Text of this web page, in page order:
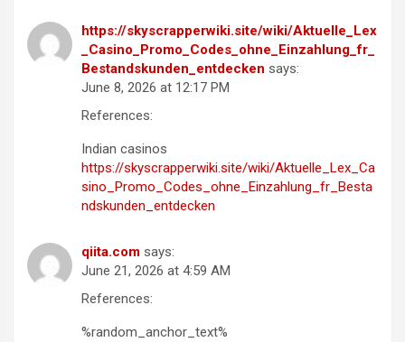
https://skyscrapperwiki.site/wiki/Aktuelle_Lex
_Casino_Promo_Codes_ohne_Einzahlung_fr_
Bestandskunden_entdecken says:
June 8, 2026 at 12:17 PM
References:
Indian casinos
https://skyscrapperwiki.site/wiki/Aktuelle_Lex_Ca
sino_Promo_Codes_ohne_Einzahlung_fr_Besta
ndskunden_entdecken
qiita.com says:
June 21, 2026 at 4:59 AM
References:
%random_anchor_text%